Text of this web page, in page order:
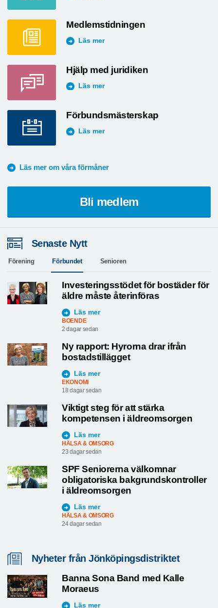
Medlemstidningen
Läs mer
Hjälp med juridiken
Läs mer
Förbundsmästerskap
Läs mer
Läs mer om våra förmåner
Bli medlem
Senaste Nytt
Förening Förbundet Senioren
Investeringsstödet för bostäder för
äldre måste återinföras
Läs mer
BOENDE
2 dagar sedan
Ny rapport: Hyrorna drar ifrån
bostadstillägget
Läs mer
EKONOMI
18 dagar sedan
Viktigt steg för att stärka
kompetensen i äldreomsorgen
Läs mer
HÄLSA & OMSORG
23 dagar sedan
SPF Seniorerna välkomnar
obligatoriska bakgrundskontroller
i äldreomsorgen
Läs mer
HÄLSA & OMSORG
24 dagar sedan
Nyheter från Jönköpingsdistriktet
Banna Sona Band med Kalle
Moraeus
Läs mer